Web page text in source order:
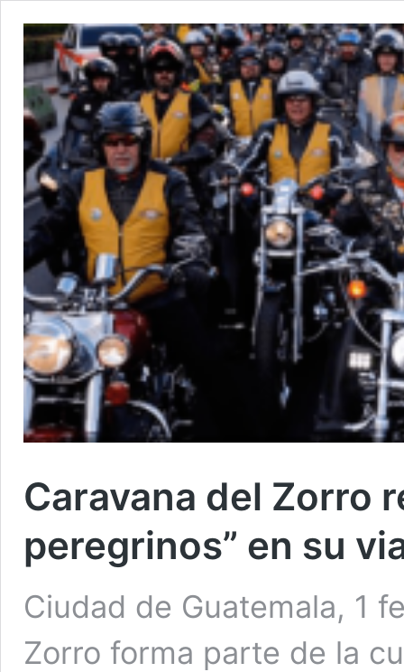
Caravana del Zorro
peregrinos” en su
Ciudad de Guatemala, 1
Zorro forma parte de la